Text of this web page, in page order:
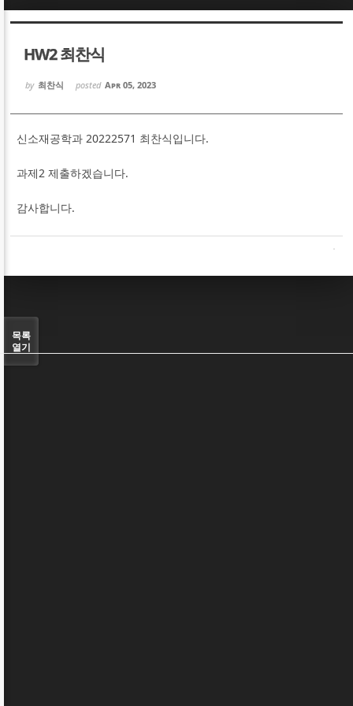
HW2 최찬식
by 최찬식 posted Apr 05, 2023
신소재공학과 20222571 최찬식입니다.
과제2 제출하겠습니다.
감사합니다.
목록
열기
Sketchbook5, 스케치북5
Sketchbook5, 스케치북5
Sketchbook5, 스케치북5
Sketchbook5, 스케치북5